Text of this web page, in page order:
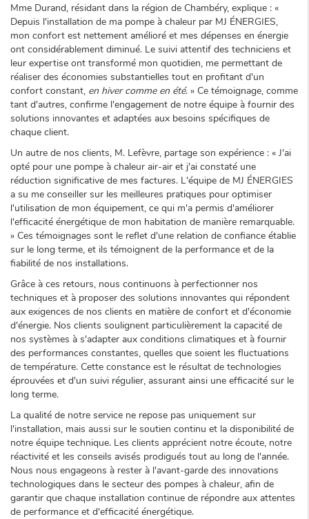
Mme Durand, résidant dans la région de Chambéry, explique : «
Depuis l'installation de ma pompe à chaleur par MJ ÉNERGIES,
mon confort est nettement amélioré et mes dépenses en énergie
ont considérablement diminué. Le suivi attentif des techniciens et
leur expertise ont transformé mon quotidien, me permettant de
réaliser des économies substantielles tout en profitant d'un
confort constant, en hiver comme en été. » Ce témoignage, comme
tant d'autres, confirme l'engagement de notre équipe à fournir des
solutions innovantes et adaptées aux besoins spécifiques de
chaque client.
Un autre de nos clients, M. Lefèvre, partage son expérience : « J'ai
opté pour une pompe à chaleur air-air et j'ai constaté une
réduction significative de mes factures. L'équipe de MJ ÉNERGIES
a su me conseiller sur les meilleures pratiques pour optimiser
l'utilisation de mon équipement, ce qui m'a permis d'améliorer
l'efficacité énergétique de mon habitation de manière remarquable.
» Ces témoignages sont le reflet d'une relation de confiance établie
sur le long terme, et ils témoignent de la performance et de la
fiabilité de nos installations.
Grâce à ces retours, nous continuons à perfectionner nos
techniques et à proposer des solutions innovantes qui répondent
aux exigences de nos clients en matière de confort et d'économie
d'énergie. Nos clients soulignent particulièrement la capacité de
nos systèmes à s'adapter aux conditions climatiques et à fournir
des performances constantes, quelles que soient les fluctuations
de température. Cette constance est le résultat de technologies
éprouvées et d'un suivi régulier, assurant ainsi une efficacité sur le
long terme.
La qualité de notre service ne repose pas uniquement sur
l'installation, mais aussi sur le soutien continu et la disponibilité de
notre équipe technique. Les clients apprécient notre écoute, notre
réactivité et les conseils avisés prodigués tout au long de l'année.
Nous nous engageons à rester à l'avant-garde des innovations
technologiques dans le secteur des pompes à chaleur, afin de
garantir que chaque installation continue de répondre aux attentes
de performance et d'efficacité énergétique.